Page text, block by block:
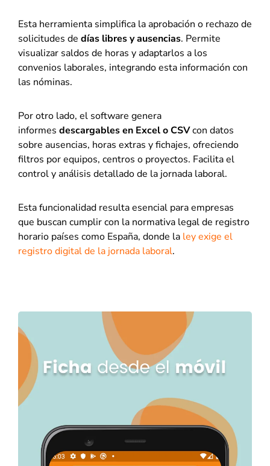
Esta herramienta simplifica la aprobación o rechazo de
solicitudes de días libres y ausencias. Permite
visualizar saldos de horas y adaptarlos a los
convenios laborales, integrando esta información con
las nóminas.
Por otro lado, el software genera
informes descargables en Excel o CSVcon datos
sobre ausencias, horas extras y fichajes, ofreciendo
filtros por equipos, centros o proyectos. Facilita el
control y análisis detallado de la jornada laboral.
Esta funcionalidad resulta esencial para empresas
que buscan cumplir con la normativa legal de registro
horario países como España, donde la ley exige el
registro digital de la jornada laboral.